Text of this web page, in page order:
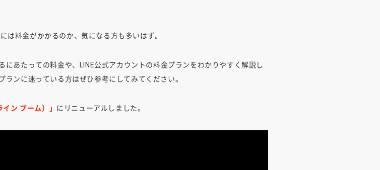
は料金がかかるのか、気になる方も多いはず。
あたっての料金や、LINE公式アカウントの料金プランをわかりやすく解説し
ンに迷っている方はぜひ参考にしてみてください。
イン ブーム）」 にリニューアルしました。